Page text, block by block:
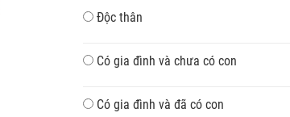
Độc thân
Có gia đình và chưa có con
Có gia đình và đã có con